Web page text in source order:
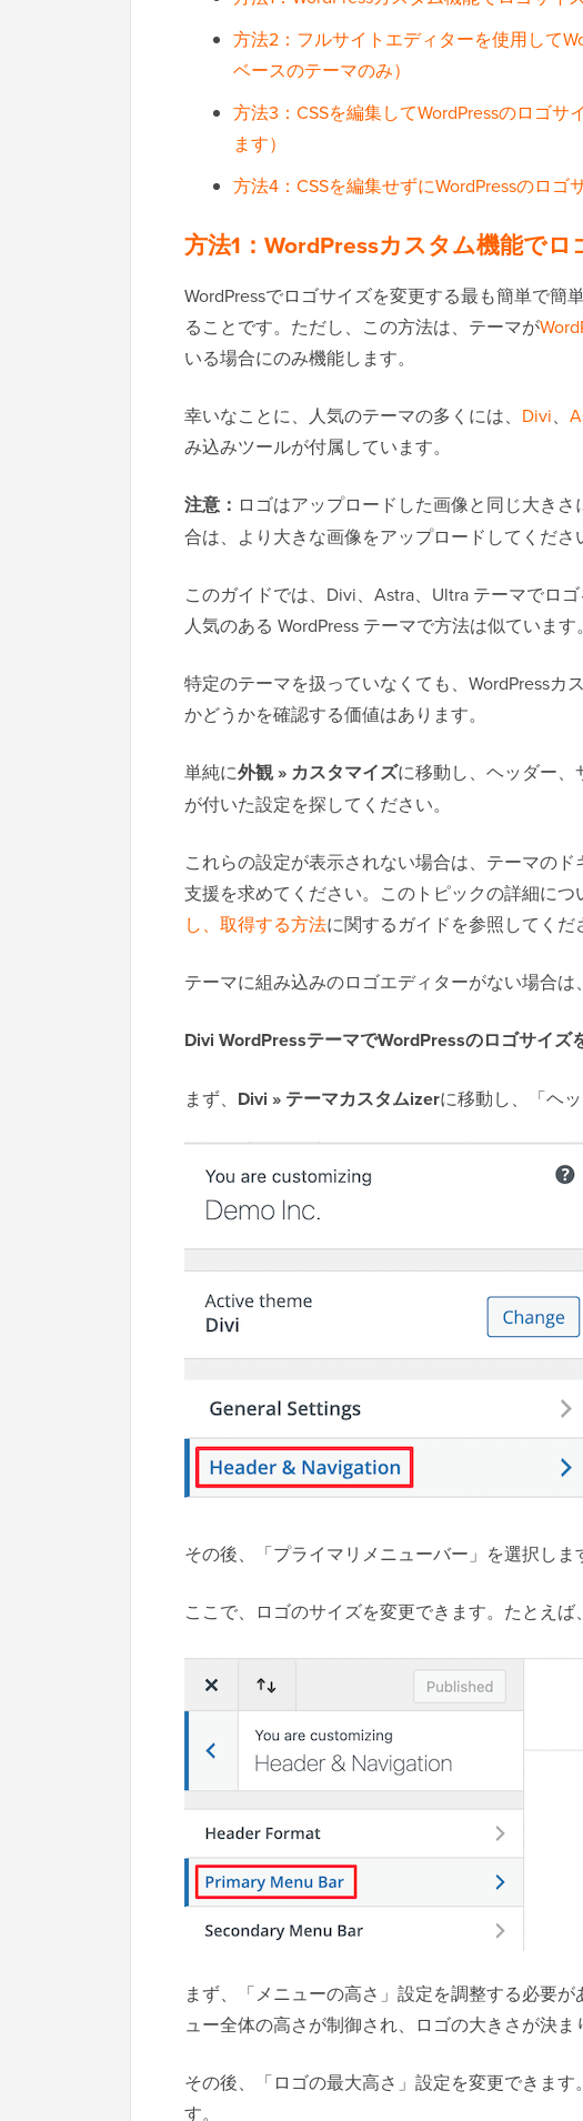
方法2：フルサイトエディターを使用して
ベースのテーマのみ）
方法3：CSSを編集してWordPressのロゴ
ます）
方法4：CSSを編集せずにWordPressのロゴ
方法1：WordPressカスタム機能でロ
WordPressでロゴサイズを変更する最も簡単で簡
ることです。ただし、この方法は、テーマが
いる場合にのみ機能します。
幸いなことに、人気のテーマの多くには、 Divi、
み込みツールが付属しています。
注意： ロゴはアップロードした画像と同じ大き
合は、より大きな画像をアップロードしてくださ
このガイドでは、Divi、Astra、Ultra テーマでロ
人気のある WordPress テーマで方法は似ています。
特定のテーマを扱っていなくても、WordPressカ
かどうかを確認する価値はあります。
単純に外観 » カスタマイズに移動し、ヘッダー
が付いた設定を探してください。
これらの設定が表示されない場合は、テーマの
支援を求めてください。このトピックの詳細につ
し、取得する方法に関するガイドを参照してくだ
テーマに組み込みのロゴエディターがない場合は
Divi WordPressテーマでWordPressのロゴサイズ
まず、 Divi » テーマカスタムizerに移動し、「ヘ
その後、「プライマリメニューバー」を選択しま
ここで、ロゴのサイズを変更できます。たとえば、
まず、「メニューの高さ」設定を調整する必要
ュー全体の高さが制御され、ロゴの大きさが決ま
その後、「ロゴの最大高さ」設定を変更できま
す。